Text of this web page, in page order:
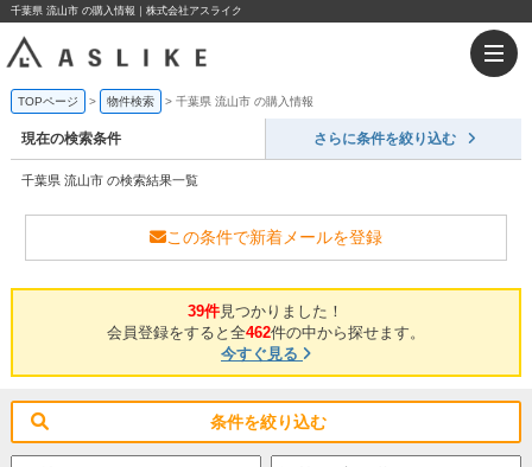
千葉県 流山市 の購入情報｜株式会社アスライク
TOPページ 物件検索 千葉県 流山市 の購入情報
現在の検索条件 さらに条件を絞り込む
千葉県 流山市 の検索結果一覧
この条件で新着メールを登録
39件見つかりました！
会員登録をすると全462件の中から探せます。
今すぐ見る
条件を絞り込む